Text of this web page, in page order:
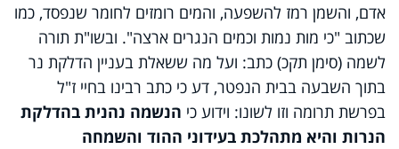
אדם, והשמן רמז להשפעה, והמים רומזים לחומר שנפסד, כמו
שכתוב "כי מות נמות וכמים הנגרים ארצה". ובשו"ת תורה
לשמה (סימן תקכ) כתב: ועל מה ששאלת בעניין הדלקת נר
בתוך השבעה בבית הנפטר, דע כי כתב רבינו בחיי ז"ל
בפרשת תרומה וזו לשונו: וידוע כי הנשמה נהנית בהדלקת
הנרות והיא מתהלכת בעידוני ההוד והשמחה